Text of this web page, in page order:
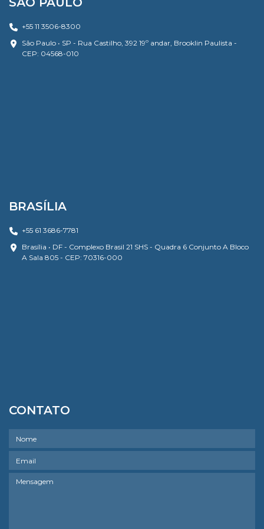
+55 11 3506-8300
São Paulo • SP - Rua Castilho, 392 19º andar, Brooklin Paulista -
CEP: 04568-010
BRASÍLIA
+55 61 3686-7781
Brasília • DF - Complexo Brasil 21 SHS - Quadra 6 Conjunto A Bloco
A Sala 805 - CEP: 70316-000
CONTATO